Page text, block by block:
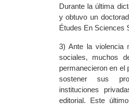
Durante la última
y obtuvo un
Études En Sciences
3) Ante la violencia
sociales, muchos
permanecieron en el
sostener sus
instituciones
editorial. Este